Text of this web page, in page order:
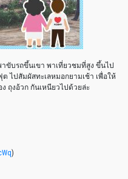
ขับรถขึ้นเขา พาเที่ยวชมที่สูง ขึ้นไป
ไปสัมผัสทะเลหมอกยามเช้า เพื่อให้
ถุงอ้วก กันเหนียวไปด้วยล่ะ
)